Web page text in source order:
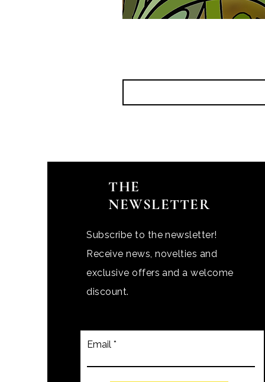
THE
NEWSLETTER
Subscribe to the newsletter!
Receive news, novelties and
exclusive offers and a welcome
discount.
Email